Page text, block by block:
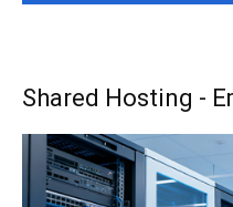
Shared Hosting -